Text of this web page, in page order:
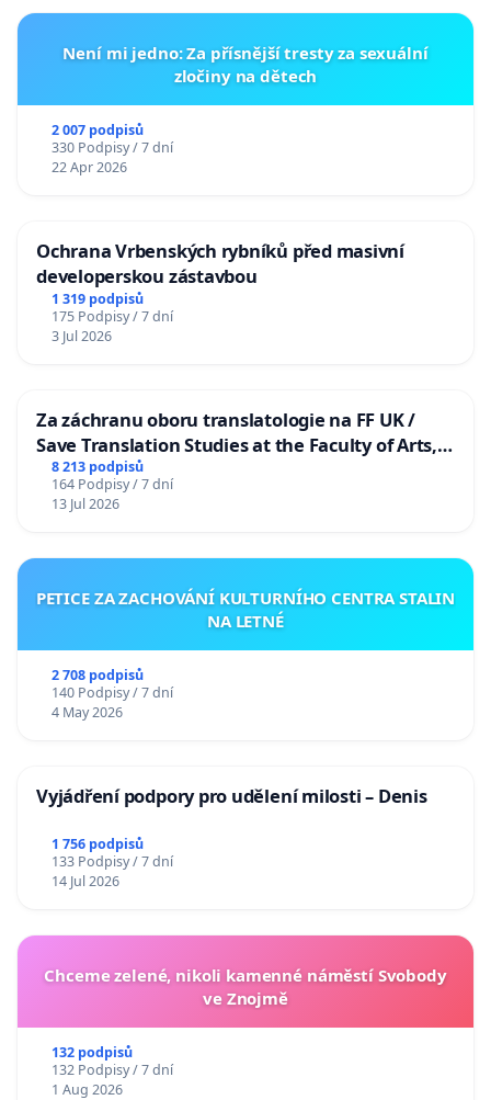
Není mi jedno: Za přísnější tresty za sexuální
zločiny na dětech
2 007 podpisů
330 Podpisy / 7 dní
22 Apr 2026
Ochrana Vrbenských rybníků před masivní
developerskou zástavbou
1 319 podpisů
175 Podpisy / 7 dní
3 Jul 2026
Za záchranu oboru translatologie na FF UK /
Save Translation Studies at the Faculty of Arts,
Charles University
8 213 podpisů
164 Podpisy / 7 dní
13 Jul 2026
PETICE ZA ZACHOVÁNÍ KULTURNÍHO CENTRA STALIN
NA LETNÉ
2 708 podpisů
140 Podpisy / 7 dní
4 May 2026
Vyjádření podpory pro udělení milosti – Denis
1 756 podpisů
133 Podpisy / 7 dní
14 Jul 2026
Chceme zelené, nikoli kamenné náměstí Svobody
ve Znojmě
132 podpisů
132 Podpisy / 7 dní
1 Aug 2026